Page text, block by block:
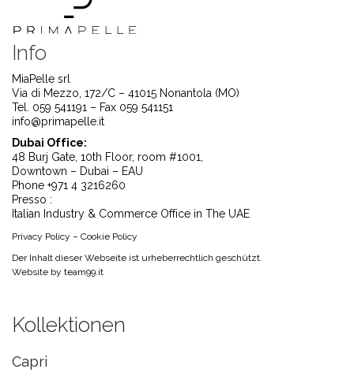
Info
MiaPelle srl
Via di Mezzo, 172/C – 41015 Nonantola (MO)
Tel. 059 541191 – Fax 059 541151
info@primapelle.it
Dubai Office:
48 Burj Gate, 10th Floor, room #1001,
Downtown – Dubai – EAU
Phone +971 4 3216260
Presso :
Italian Industry & Commerce Office in The UAE
Privacy Policy – Cookie Policy
Der Inhalt dieser Webseite ist urheberrechtlich geschützt.
Website by team99.it
Kollektionen
Capri